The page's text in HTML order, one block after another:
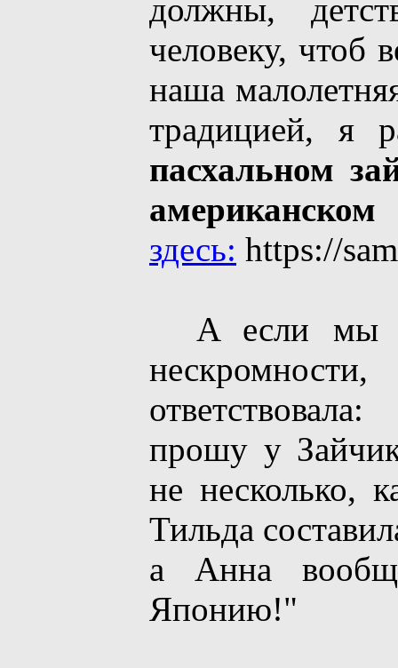
должны,
человеку, чтоб
нaшa
традицией, я
пасхальном
здесь: https://
A если мы
прошу у
не несколько,
Тильда
а Анна
Японию!"